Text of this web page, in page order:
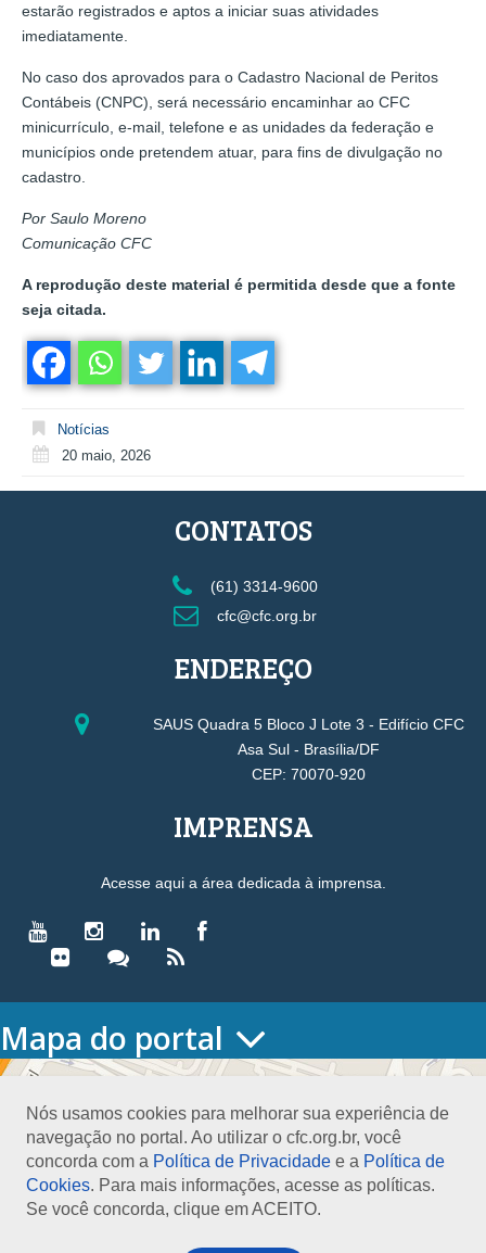
estarão registrados e aptos a iniciar suas atividades
imediatamente.
No caso dos aprovados para o Cadastro Nacional de Peritos
Contábeis (CNPC), será necessário encaminhar ao CFC
minicurrículo, e-mail, telefone e as unidades da federação e
municípios onde pretendem atuar, para fins de divulgação no
cadastro.
Por Saulo Moreno
Comunicação CFC
A reprodução deste material é permitida desde que a fonte
seja citada.
Notícias
20 maio, 2026
Nós usamos cookies para melhorar sua experiência de
navegação no portal. Ao utilizar o cfc.org.br, você
concorda com a Política de Privacidade e a Política de
Cookies. Para mais informações, acesse as políticas.
Se você concorda, clique em ACEITO.
CONTATOS
(61) 3314-9600
cfc@cfc.org.br
ENDEREÇO
SAUS Quadra 5 Bloco J Lote 3 - Edifício CFC
Asa Sul - Brasília/DF
CEP: 70070-920
IMPRENSA
Acesse aqui a área dedicada à imprensa.
Mapa do portal
HOME
Conselho Diretor
Nossa Sede
Planejamento
Organograma
Medalha João Lyra